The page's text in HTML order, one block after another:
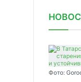
Фото: